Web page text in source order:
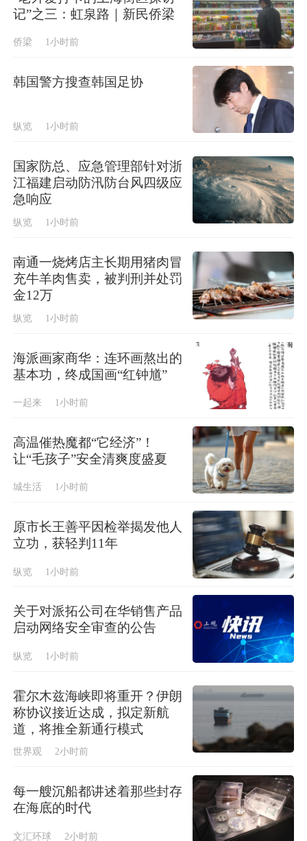
记”之三：虹泉路｜新民侨梁
侨梁 1小时前
韩国警方搜查韩国足协
纵览 1小时前
国家防总、应急管理部针对浙
江福建启动防汛防台风四级应
急响应
纵览 1小时前
南通一烧烤店主长期用猪肉冒
充牛羊肉售卖，被判刑并处罚
金12万
纵览 1小时前
海派画家商华：连环画熬出的
基本功，终成国画“红钟馗”
一起来 1小时前
高温催热魔都“它经济”！
让“毛孩子”安全清爽度盛夏
城生活 1小时前
原市长王善平因检举揭发他人
立功，获轻判11年
纵览 1小时前
关于对派拓公司在华销售产品
启动网络安全审查的公告
纵览 1小时前
霍尔木兹海峡即将重开？伊朗
称协议接近达成，拟定新航
道，将推全新通行模式
世界观 2小时前
每一艘沉船都讲述着那些封存
在海底的时代
文汇环球 2小时前